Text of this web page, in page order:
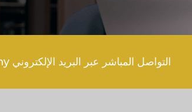
التواصل المباشر عبر البريد الإلكتروني support@goldenbrokers.my